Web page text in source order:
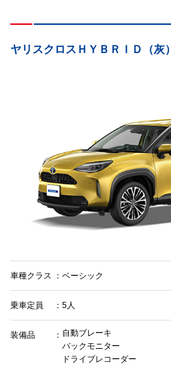
ヤリスクロスＨＹＢＲＩＤ（灰）
車種クラス ベーシック
乗車定員 5人
装備品
自動ブレーキ
バックモニター
ドライブレコーダー